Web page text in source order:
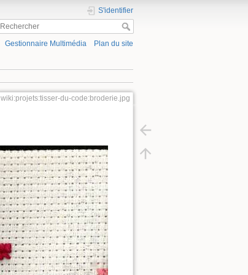
S'identifier
Gestionnaire Multimédia Plan du site
wiki:projets:tisser-du-code:broderie.jpg